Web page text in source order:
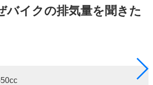
バイクの排気量を聞きた